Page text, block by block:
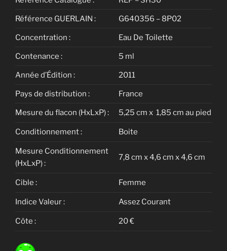
Référence GUERLAIN : G640356 – 8P02
Concentration : Eau De Toilette
Contenance : 5 ml
Année d’Édition : 2011
Pays de distribution : France
Mesure du flacon (HxLxP) : 5,25 cm x 1,85 cm au pied
Conditionnement : Boite
Mesure Conditionnement
(HxLxP) :
7,8 cm x 4,6 cm x 4,6 cm
Cible : Femme
Indice Valeur : Assez Courant
Côte : 20 €